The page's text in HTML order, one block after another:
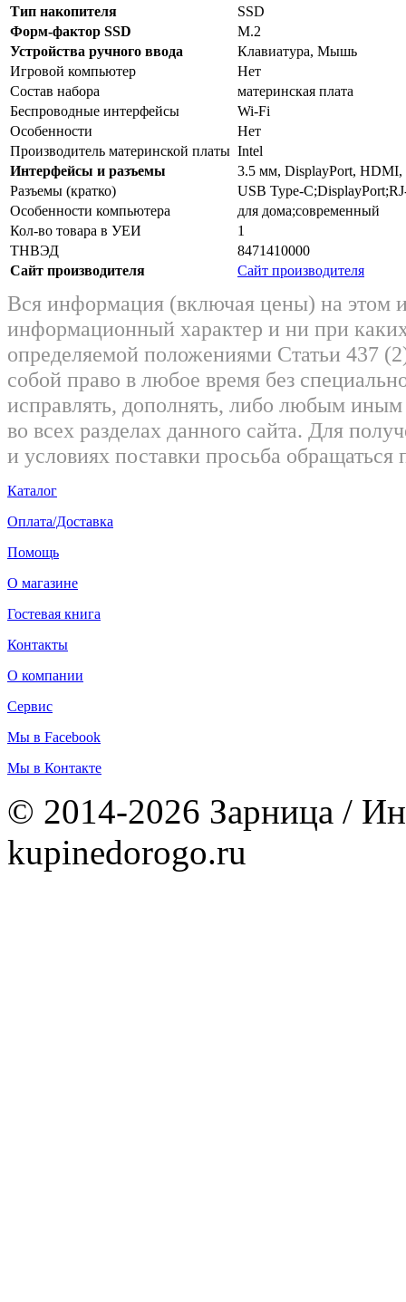
Тип накопителя
SSD
Форм-фактор SSD
M.2
Устройства ручного ввода
Клавиатура, Мышь
Игровой компьютер
Нет
Состав набора
материнская плата
Беспроводные интерфейсы
Wi-Fi
Особенности
Нет
Производитель материнской платы Intel
Интерфейсы и разъемы
3.5 мм, DisplayPort, HDMI,
Разъемы (кратко)
USB Type-
Особенности компьютера
для дома;современный
Кол-во товара в УЕИ
1
ТНВЭД
8471410000
Сайт производителя
Сайт производителя
Вся информация (включая цены) на этом
информационный характер и ни при
определяемой положениями Статьи 437
собой право в любое время без
исправлять, дополнять, либо любым
во всех разделах данного сайта. Для
и условиях поставки просьба
Каталог
Оплата/Доставка
Помощь
О магазине
Гостевая книга
Контакты
О компании
Сервис
Мы в Facebook
Мы в Контакте
© 2014-2026 Зарница /
kupinedorogo.ru